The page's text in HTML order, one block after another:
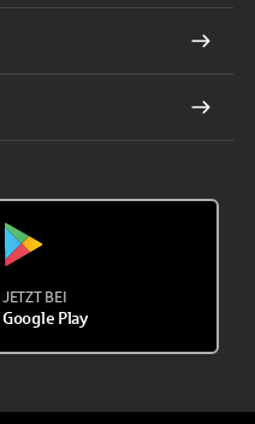
JETZT BEI
Google Play